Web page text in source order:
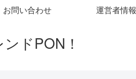
ンドPON！
お問い合わせ 運営者情報